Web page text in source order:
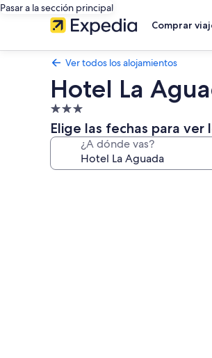
Pasar a la sección principal
Comprar
Ver todos los alojamientos
Hotel La
Alojamiento
de
3.0 estrellas
Elige las fechas para ver
¿A dónde vas?